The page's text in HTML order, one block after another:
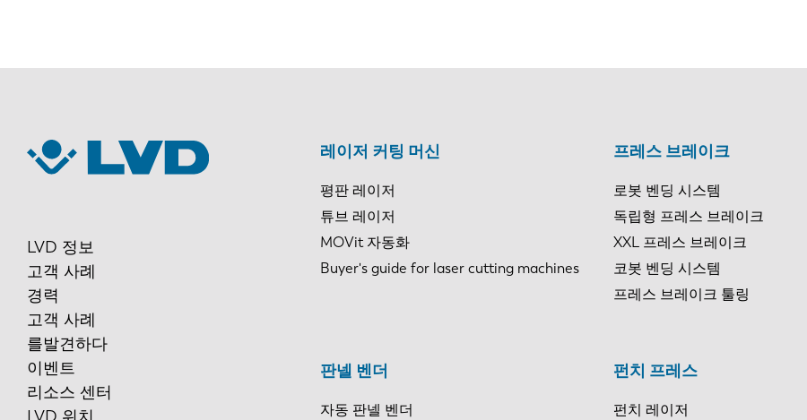
LVD 정보
고객 사례
경력
고객 사례
를발견하다
이벤트
리소스 센터
레이저 커팅 머신
평판 레이저
튜브 레이저
MOVit 자동화
Buyer's guide for laser cutting machines
프레스 브레이크
로봇 벤딩 시스템
독립형 프레스 브레이크
XXL 프레스 브레이크
코봇 벤딩 시스템
프레스 브레이크 툴링
판넬 벤더
자동 판넬 벤더
펀치 프레스
펀치 레이저